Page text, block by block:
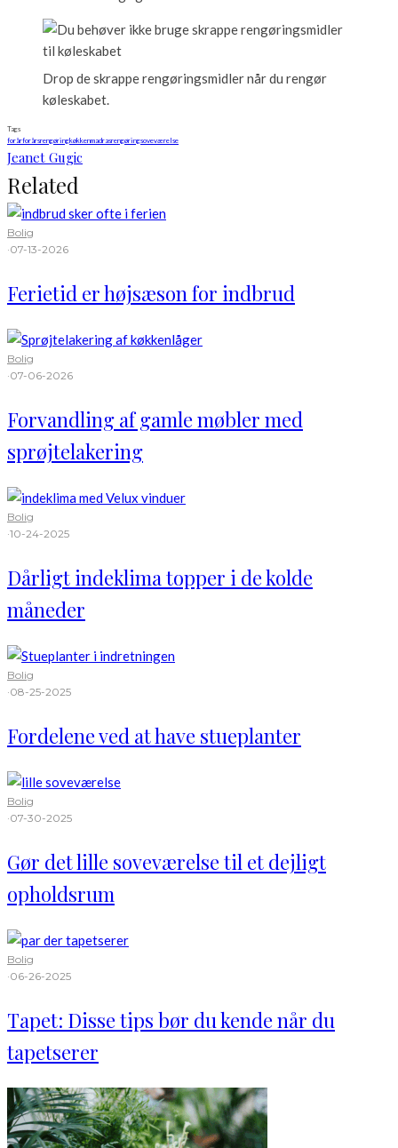
Drop de skrappe rengøringsmidler når du rengør
køleskabet.
Tags
forårforårsrengøringkøkkenmadrasrengøringsoveværelse
Jeanet Gugic
Related
Bolig
·07-13-2026
Ferietid er højsæson for indbrud
Bolig
·07-06-2026
Forvandling af gamle møbler med
sprøjtelakering
Bolig
·10-24-2025
Dårligt indeklima topper i de kolde
måneder
Bolig
·08-25-2025
Fordelene ved at have stueplanter
Bolig
·07-30-2025
Gør det lille soveværelse til et dejligt
opholdsrum
Bolig
·06-26-2025
Tapet: Disse tips bør du kende når du
tapetserer